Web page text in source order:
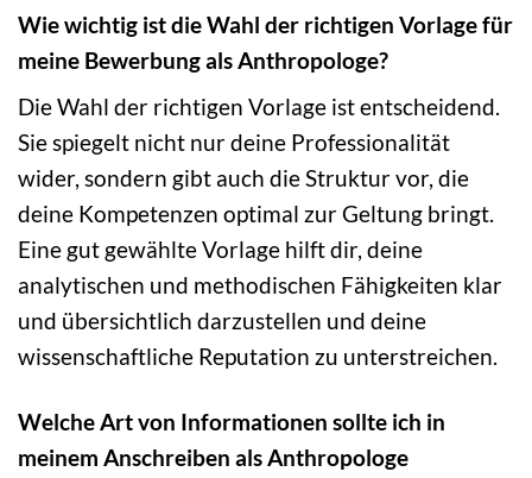
Wie wichtig ist die Wahl der richtigen Vorlage für
meine Bewerbung als Anthropologe?
Die Wahl der richtigen Vorlage ist entscheidend.
Sie spiegelt nicht nur deine Professionalität
wider, sondern gibt auch die Struktur vor, die
deine Kompetenzen optimal zur Geltung bringt.
Eine gut gewählte Vorlage hilft dir, deine
analytischen und methodischen Fähigkeiten klar
und übersichtlich darzustellen und deine
wissenschaftliche Reputation zu unterstreichen.
Welche Art von Informationen sollte ich in
meinem Anschreiben als Anthropologe